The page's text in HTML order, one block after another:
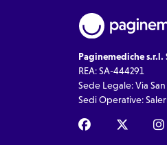
Paginemediche s.r.l.
REA: SA-444291
Sede Legale: Via
Sedi Operative: